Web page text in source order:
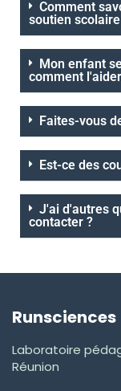
Comment
soutien
Mon enfant
comment
Faites-vous
Est-ce des
J'ai d'autres
contacter ?
Runsciences
Laboratoire
Réunion